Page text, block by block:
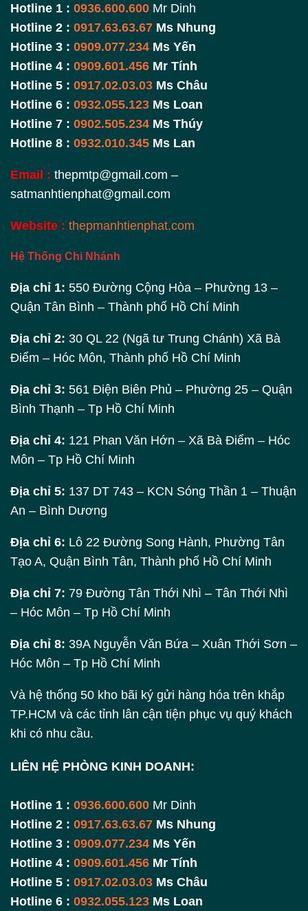
Hotline 1 : 0936.600.600 Mr Dinh
Hotline 2 : 0917.63.63.67 Ms Nhung
Hotline 3 : 0909.077.234 Ms Yến
Hotline 4 : 0909.601.456 Mr Tính
Hotline 5 : 0917.02.03.03 Ms Châu
Hotline 6 : 0932.055.123 Ms Loan
Hotline 7 : 0902.505.234 Ms Thúy
Hotline 8 : 0932.010.345 Ms Lan
Email : thepmtp@gmail.com –
satmanhtienphat@gmail.com
Website : thepmanhtienphat.com
Hệ Thống Chi Nhánh
Địa chỉ 1: 550 Đường Cộng Hòa – Phường 13 –
Quận Tân Bình – Thành phố Hồ Chí Minh
Địa chỉ 2: 30 QL 22 (Ngã tư Trung Chánh) Xã Bà
Điểm – Hóc Môn, Thành phố Hồ Chí Minh
Địa chỉ 3: 561 Điện Biên Phủ – Phường 25 – Quận
Bình Thạnh – Tp Hồ Chí Minh
Địa chỉ 4: 121 Phan Văn Hớn – Xã Bà Điểm – Hóc
Môn – Tp Hồ Chí Minh
Địa chỉ 5: 137 DT 743 – KCN Sóng Thần 1 – Thuận
An – Bình Dương
Địa chỉ 6: Lô 22 Đường Song Hành, Phường Tân
Tạo A, Quận Bình Tân, Thành phố Hồ Chí Minh
Địa chỉ 7: 79 Đường Tân Thới Nhì – Tân Thới Nhì
– Hóc Môn – Tp Hồ Chí Minh
Địa chỉ 8: 39A Nguyễn Văn Bứa – Xuân Thới Sơn –
Hóc Môn – Tp Hồ Chí Minh
Và hệ thống 50 kho bãi ký gửi hàng hóa trên khắp
TP.HCM và các tỉnh lân cận tiện phục vụ quý khách
khi có nhu cầu.
LIÊN HỆ PHÒNG KINH DOANH:
Hotline 1 : 0936.600.600 Mr Dinh
Hotline 2 : 0917.63.63.67 Ms Nhung
Hotline 3 : 0909.077.234 Ms Yến
Hotline 4 : 0909.601.456 Mr Tính
Hotline 5 : 0917.02.03.03 Ms Châu
Hotline 6 : 0932.055.123 Ms Loan